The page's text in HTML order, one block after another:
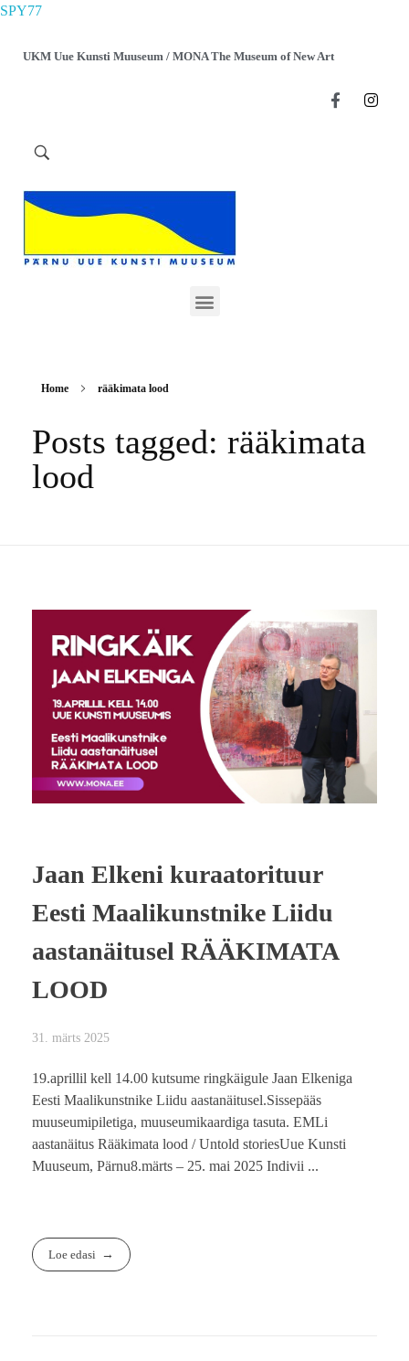
SPY77
UKM Uue Kunsti Muuseum / MONA The Museum of New Art
Home rääkimata lood
Posts tagged: rääkimata
lood
Jaan Elkeni kuraatorituur
Eesti Maalikunstnike Liidu
aastanäitusel RÄÄKIMATA
LOOD
31. märts 2025
19.aprillil kell 14.00 kutsume ringkäigule Jaan Elkeniga
Eesti Maalikunstnike Liidu aastanäitusel.Sissepääs
muuseumipiletiga, muuseumikaardiga tasuta. EMLi
aastanäitus Rääkimata lood / Untold storiesUue Kunsti
Muuseum, Pärnu8.märts – 25. mai 2025 Indivii ...
Loe edasi